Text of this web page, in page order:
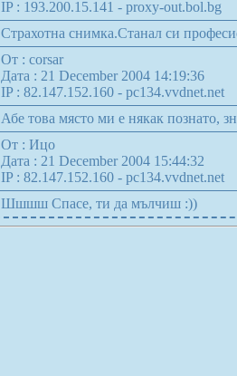
IP : 193.200.15.141 - proxy-out.bol.bg
Страхотна снимка.Станал си
От : corsar
Дата : 21 December 2004 14:19:36
IP : 82.147.152.160 - pc134.vvdnet.net
Абе това място ми е някак познато,
От : Ицо
Дата : 21 December 2004 15:44:32
IP : 82.147.152.160 - pc134.vvdnet.net
Шшшш Спасе, ти да мълчиш :))